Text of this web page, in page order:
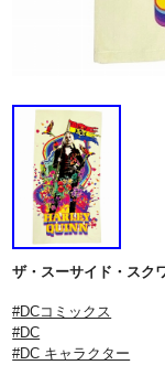
ザ・スーサイド・ス
#DCコミックス
#DC
#DC キャラクター